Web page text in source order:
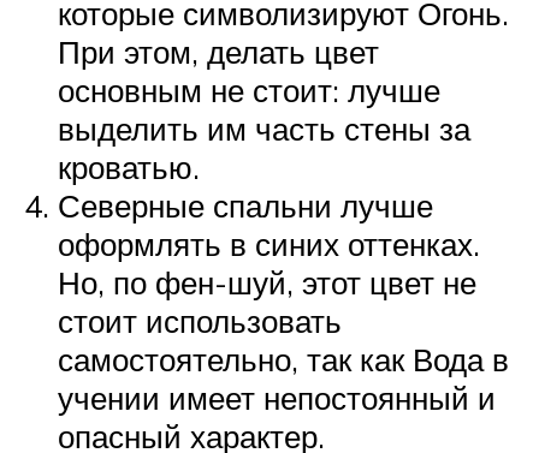
которые символизируют Огонь.
При этом, делать цвет
основным не стоит: лучше
выделить им часть стены за
кроватью.
Северные спальни лучше
оформлять в синих оттенках.
Но, по фен-шуй, этот цвет не
стоит использовать
самостоятельно, так как Вода в
учении имеет непостоянный и
опасный характер.